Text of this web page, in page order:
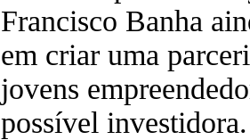
Francisco Banha
em criar uma
jovens
possível investidora.